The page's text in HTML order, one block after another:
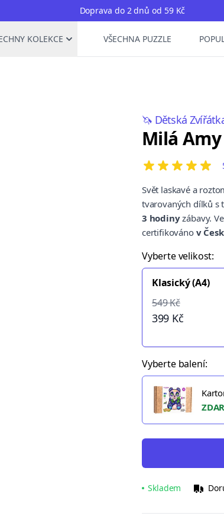
Doprava do 2 dnů od 59 Kč
KOLEKCE VŠECHNA PUZZLE
🦄 Dětská
Milá Amy
4 out of 5 stars
Svět laskavé a
tvarovaných dílků s
3 hodinyzábavy.
certifikováno v
Vyberte velikost:
Klasický (A4)
399 Kč
549 Kč
Vyberte balení:
Skladem